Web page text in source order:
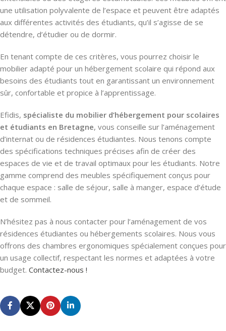
une utilisation polyvalente de l’espace et peuvent être adaptés
aux différentes activités des étudiants, qu’il s’agisse de se
détendre, d’étudier ou de dormir.
En tenant compte de ces critères, vous pourrez choisir le
mobilier adapté pour un hébergement scolaire qui répond aux
besoins des étudiants tout en garantissant un environnement
sûr, confortable et propice à l’apprentissage.
Efidis, spécialiste du mobilier d’hébergement pour scolaires
et étudiants en Bretagne, vous conseille sur l’aménagement
d’internat ou de résidences étudiantes. Nous tenons compte
des spécifications techniques précises afin de créer des
espaces de vie et de travail optimaux pour les étudiants. Notre
gamme comprend des meubles spécifiquement conçus pour
chaque espace : salle de séjour, salle à manger, espace d’étude
et de sommeil.
N’hésitez pas à nous contacter pour l’aménagement de vos
résidences étudiantes ou hébergements scolaires. Nous vous
offrons des chambres ergonomiques spécialement conçues pour
un usage collectif, respectant les normes et adaptées à votre
budget. Contactez-nous !